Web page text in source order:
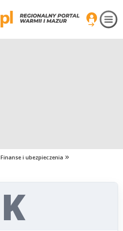
Finanse i ubezpieczenia
K